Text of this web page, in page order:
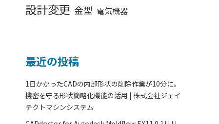
設計変更 金型 電気機器
最近の投稿
1日かかったCADの内部形状の削除作業が10分に。
機密を守る形状簡略化機能の活用 | 株式会社ジェイ
テクトマシンシステム